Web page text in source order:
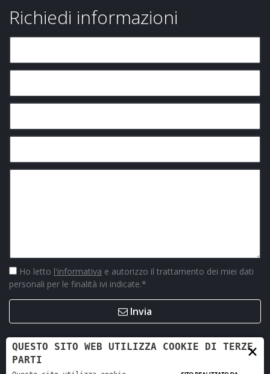
Richiedi informazioni
Ho letto l'informativa e autorizzo il trattamento dei miei dati
personali per le finalità ivi indicate.*
Invia
×
QUESTO SITO WEB UTILIZZA COOKIE DI TERZE
PARTI